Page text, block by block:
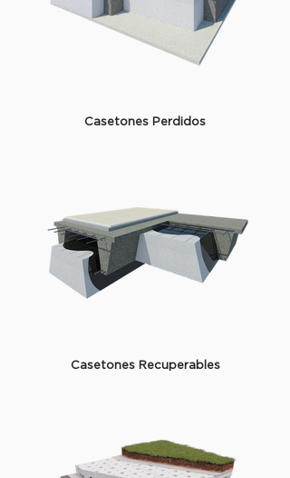
Casetones Perdidos
Casetones Recuperables